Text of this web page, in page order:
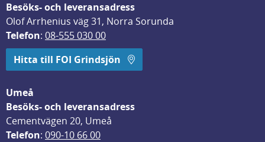
Besöks- och leveransadress
Olof Arrhenius väg 31, Norra Sorunda
Telefon: 08-555 030 00
Hitta till FOI Grindsjön
Umeå
Besöks- och leveransadress
Cementvägen 20, Umeå
Telefon: 090-10 66 00